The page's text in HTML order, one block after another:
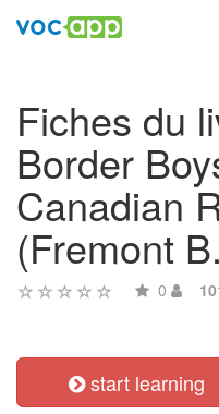
Fiches du
Border
Canadian
(Fremont
0
start learning